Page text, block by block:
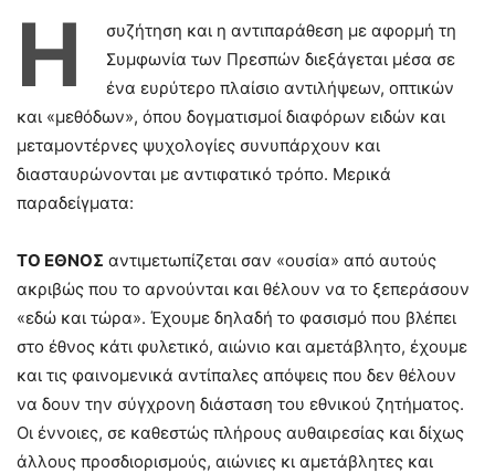
Η
συζήτηση και η αντιπαράθεση με αφορμή τη
Συμφωνία των Πρεσπών διεξάγεται μέσα σε
ένα ευρύτερο πλαίσιο αντιλήψεων, οπτικών
και «μεθόδων», όπου δογματισμοί διαφόρων ειδών και
μεταμοντέρνες ψυχολογίες συνυπάρχουν και
διασταυρώνονται με αντιφατικό τρόπο. Μερικά
παραδείγματα:
ΤΟ ΕΘΝΟΣ αντιμετωπίζεται σαν «ουσία» από αυτούς
ακριβώς που το αρνούνται και θέλουν να το ξεπεράσουν
«εδώ και τώρα». Έχουμε δηλαδή το φασισμό που βλέπει
στο έθνος κάτι φυλετικό, αιώνιο και αμετάβλητο, έχουμε
και τις φαινομενικά αντίπαλες απόψεις που δεν θέλουν
να δουν την σύγχρονη διάσταση του εθνικού ζητήματος.
Οι έννοιες, σε καθεστώς πλήρους αυθαιρεσίας και δίχως
άλλους προσδιορισμούς, αιώνιες κι αμετάβλητες και